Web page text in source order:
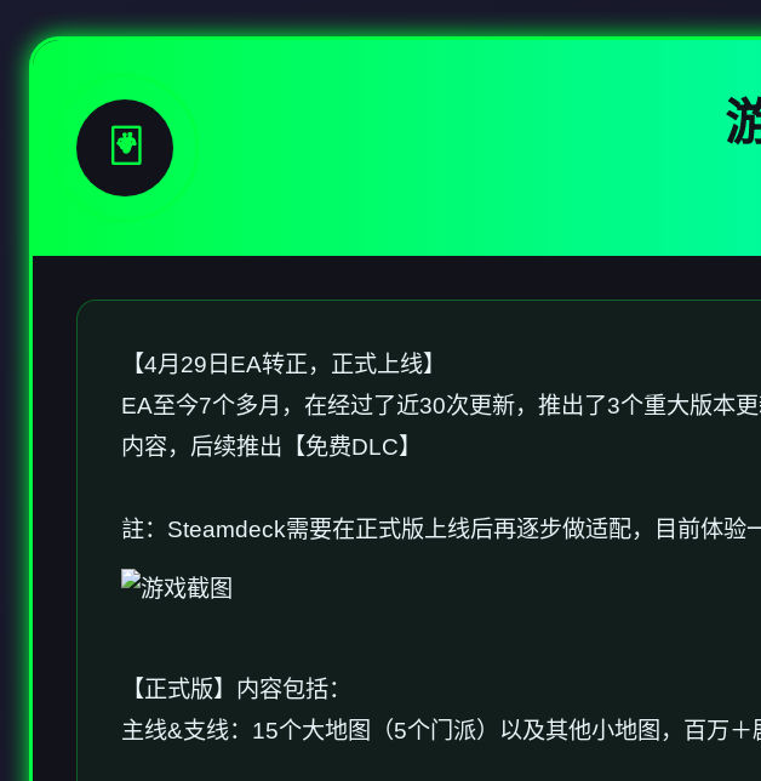
🃏
【4月29日EA转正，正式上线】
EA至今7个多月，在经过了近30次更新，推出了3个重大版本
内容，后续推出【免费DLC】
註：Steamdeck需要在正式版上线后再逐步做适配，目前体验
【正式版】内容包括：
主线&支线：15个大地图（5个门派）以及其他小地图，百万＋